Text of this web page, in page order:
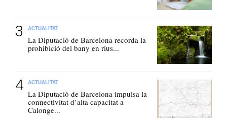
ACTUALITAT
La Diputació de Barcelona recorda la
prohibició del bany en rius...
ACTUALITAT
La Diputació de Barcelona impulsa la
connectivitat d’alta capacitat a
Calonge...